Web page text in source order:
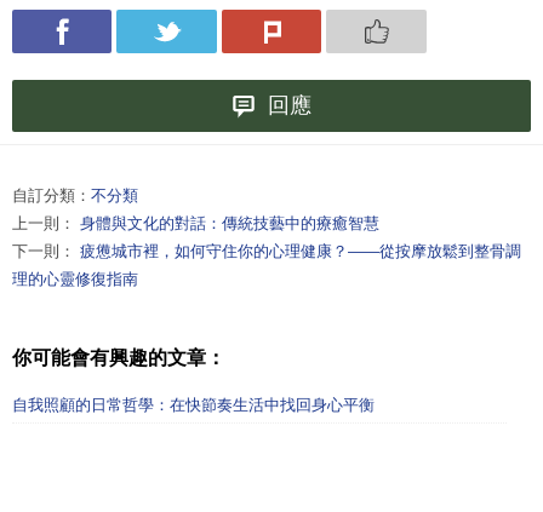
回應
自訂分類： 不分類
上一則： 身體與文化的對話：傳統技藝中的療癒智慧
下一則： 疲憊城市裡，如何守住你的心理健康？——從按摩放鬆到整骨調
理的心靈修復指南
你可能會有興趣的文章：
自我照顧的日常哲學：在快節奏生活中找回身心平衡